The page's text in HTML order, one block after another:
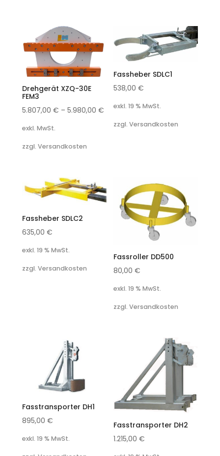
Drehgerät XZQ-30E
FEM3
5.807,00 € – 5.980,00 €
exkl. MwSt.
zzgl. Versandkosten
Fassheber SDLC1
538,00€
exkl. 19 % MwSt.
zzgl. Versandkosten
Fassheber SDLC2
635,00 €
exkl. 19 % MwSt.
zzgl. Versandkosten
Fassroller DD500
80,00€
exkl. 19 % MwSt.
zzgl. Versandkosten
Fasstransporter DH1
895,00 €
exkl. 19 % MwSt.
Fasstransporter DH2
1.215,00€